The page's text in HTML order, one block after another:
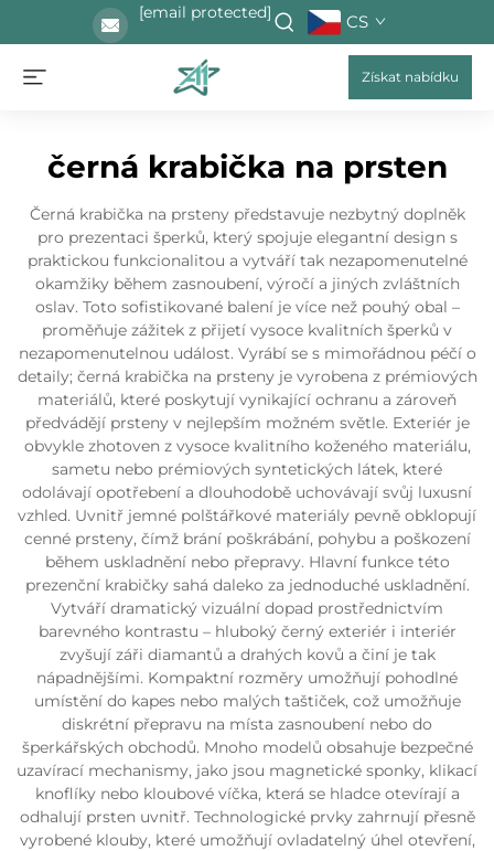
[email protected] CS
Získat nabídku
černá krabička na prsten
Černá krabička na prsteny představuje nezbytný doplněk
pro prezentaci šperků, který spojuje elegantní design s
praktickou funkcionalitou a vytváří tak nezapomenutelné
okamžiky během zasnoubení, výročí a jiných zvláštních
oslav. Toto sofistikované balení je více než pouhý obal –
proměňuje zážitek z přijetí vysoce kvalitních šperků v
nezapomenutelnou událost. Vyrábí se s mimořádnou péčí o
detaily; černá krabička na prsteny je vyrobena z prémiových
materiálů, které poskytují vynikající ochranu a zároveň
předvádějí prsteny v nejlepším možném světle. Exteriér je
obvykle zhotoven z vysoce kvalitního koženého materiálu,
sametu nebo prémiových syntetických látek, které
odolávají opotřebení a dlouhodobě uchovávají svůj luxusní
vzhled. Uvnitř jemné polštářkové materiály pevně obklopují
cenné prsteny, čímž brání poškrábání, pohybu a poškození
během uskladnění nebo přepravy. Hlavní funkce této
prezenční krabičky sahá daleko za jednoduché uskladnění.
Vytváří dramatický vizuální dopad prostřednictvím
barevného kontrastu – hluboký černý exteriér i interiér
zvyšují záři diamantů a drahých kovů a činí je tak
nápadnějšími. Kompaktní rozměry umožňují pohodlné
umístění do kapes nebo malých taštiček, což umožňuje
diskrétní přepravu na místa zasnoubení nebo do
šperkářských obchodů. Mnoho modelů obsahuje bezpečné
uzavírací mechanismy, jako jsou magnetické sponky, klikací
knoflíky nebo kloubové víčka, která se hladce otevírají a
odhalují prsten uvnitř. Technologické prvky zahrnují přesně
vyrobené klouby, které umožňují ovladatelný úhel otevření,